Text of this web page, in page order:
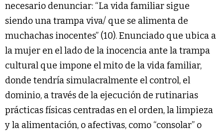
necesario denunciar: “La vida familiar sigue
siendo una trampa viva/ que se alimenta de
muchachas inocentes” (10). Enunciado que ubica a
la mujer en el lado de la inocencia ante la trampa
cultural que impone el mito de la vida familiar,
donde tendría simulacralmente el control, el
dominio, a través de la ejecución de rutinarias
prácticas físicas centradas en el orden, la limpieza
y la alimentación, o afectivas, como “consolar” o